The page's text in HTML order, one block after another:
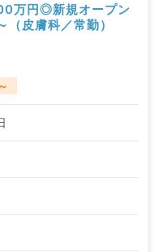
万円◎新規オープン
皮膚科／常勤）